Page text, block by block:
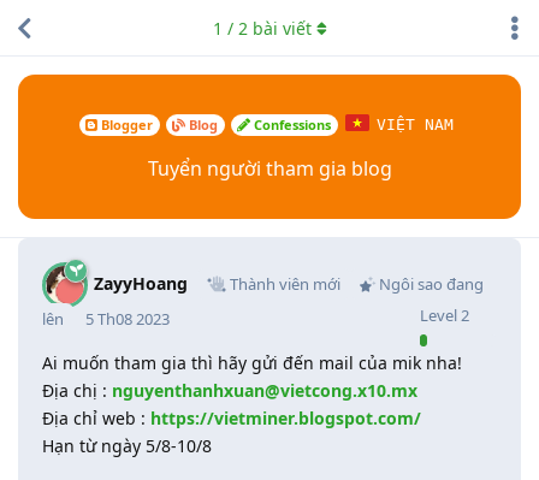
Blogger Blog Confessions VIỆT NAM
Tuyển người tham gia blog
1 / 2bài viết
ZayyHoang Thành viên mới
Ngôi sao đang
lên
Level2
5 Th08 2023
Ai muốn tham gia thì hãy gửi đến mail của mik nha!
Địa chị : nguyenthanhxuan@vietcong.x10.mx
Địa chỉ web : https://vietminer.blogspot.com/
Hạn từ ngày 5/8-10/8